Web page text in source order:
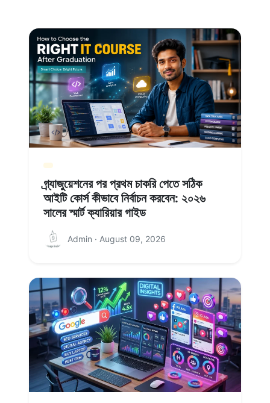
গ্র্যাজুয়েশনের পর প্রথম চাকরি পেতে সঠিক
আইটি কোর্স কীভাবে নির্বাচন করবেন: ২০২৬
সালের স্মার্ট ক্যারিয়ার গাইড
Admin · August 09, 2026